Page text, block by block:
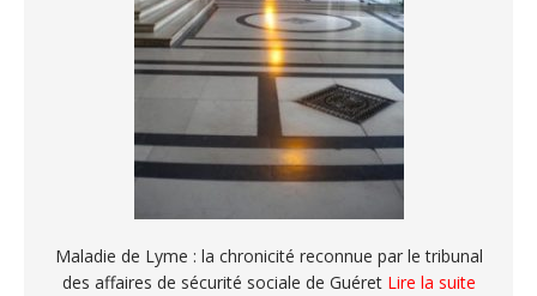
Maladie de Lyme : la chronicité reconnue par le tribunal
des affaires de sécurité sociale de Guéret Lire la suite